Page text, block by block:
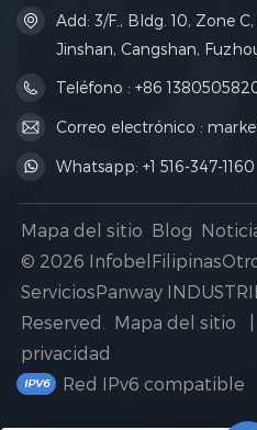
Add: 3/F., Bldg. 10, Zone
Jinshan, Cangshan,
Teléfono : +86
Correo electrónico :
Whatsapp: +1 516-347-1160
Mapa del sitio Blog
© 2026
ServiciosPanway
Reserved.
Mapa del sitio
privacidad
Red IPv6 compatible